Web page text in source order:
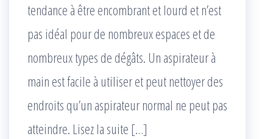
tendance à être encombrant et lourd et n’est
pas idéal pour de nombreux espaces et de
nombreux types de dégâts. Un aspirateur à
main est facile à utiliser et peut nettoyer des
endroits qu’un aspirateur normal ne peut pas
atteindre. Lisez la suite […]